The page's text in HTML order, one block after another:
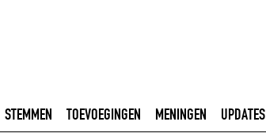
STEMMEN TOEVOEGINGEN MENINGEN UPDATES